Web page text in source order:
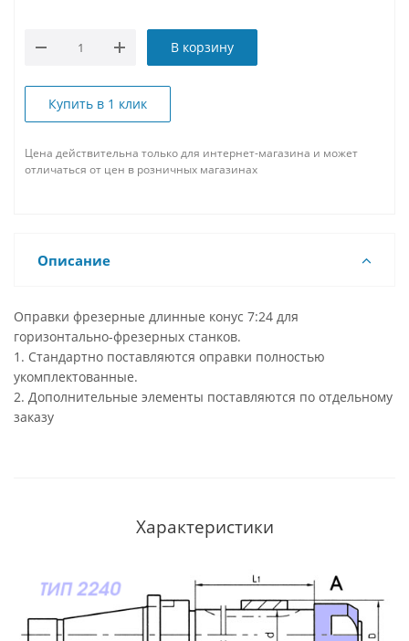
В корзину
Купить в 1 клик
Цена действительна только для интернет-магазина и может
отличаться от цен в розничных магазинах
Описание
Оправки фрезерные длинные конус 7:24 для
горизонтально-фрезерных станков.
1. Стандартно поставляются оправки полностью
укомплектованные.
2. Дополнительные элементы поставляются по отдельному
заказу
Характеристики